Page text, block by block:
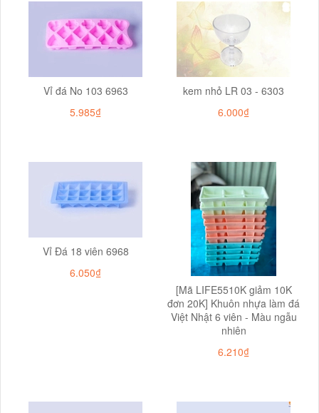
Vỉ đá No 103 6963
5.985₫
kem nhỏ LR 03 - 6303
6.000₫
Vỉ Đá 18 viên 6968
6.050₫
[Mã LIFE5510K giảm 10K
đơn 20K] Khuôn nhựa làm đá
Việt Nhật 6 viên - Màu ngẫu
nhiên
6.210₫